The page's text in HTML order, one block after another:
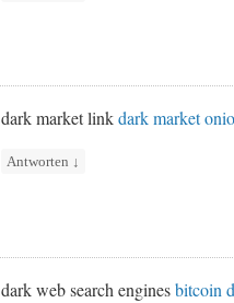
dark market linkdark market
Antworten ↓
dark web search enginesbitcoin